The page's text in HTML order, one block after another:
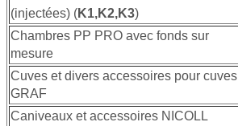
(injectées) (K1,K2,K3)
Chambres PP PRO avec fonds sur
mesure
Cuves et divers accessoires pour cuves
GRAF
Caniveaux et accessoires NICOLL